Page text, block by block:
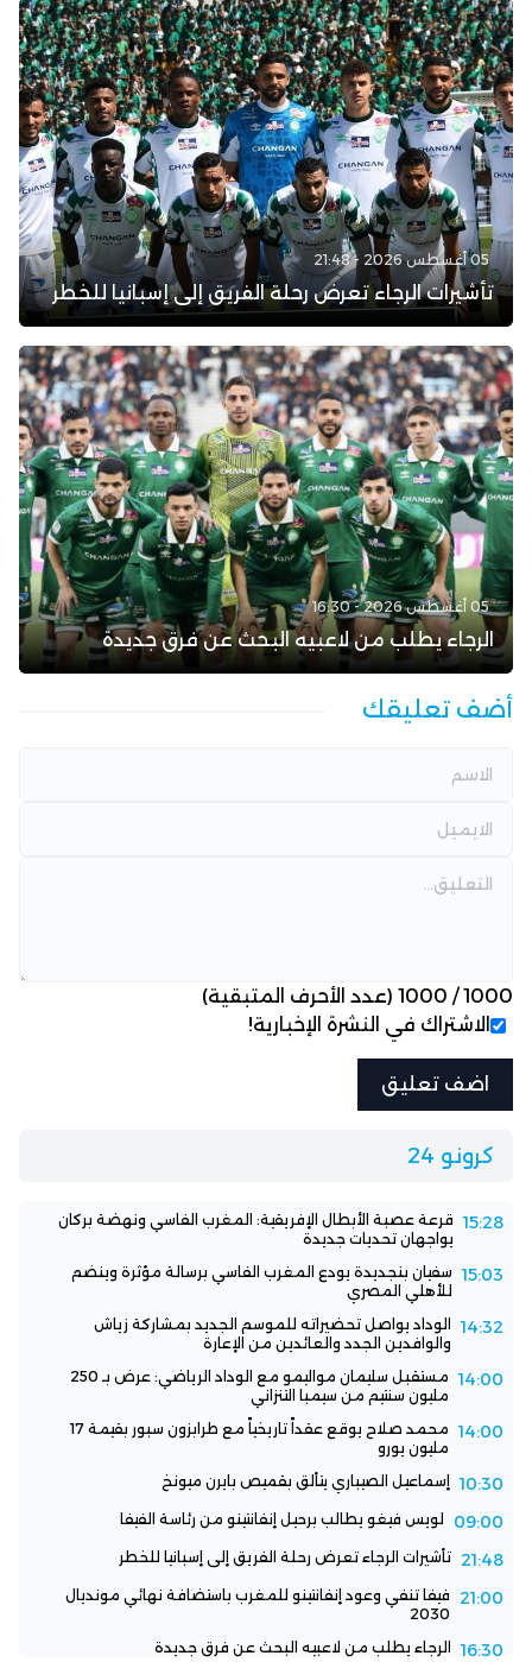
05 أغسطس 2026 - 21:48
تأشيرات الرجاء تعرض رحلة الفريق إلى إسبانيا للخطر
05 أغسطس 2026 - 16:30
الرجاء يطلب من لاعبيه البحث عن فرق جديدة
أضف تعليقك
1000
/
1000 (عدد الأحرف المتبقية)
الاشتراك في النشرة الإخبارية!
كرونو 24
15:28 قرعة عصبة الأبطال الإفريقية: المغرب الفاسي ونهضة بركان
يواجهان تحديات جديدة
15:03 سفيان بنجديدة يودع المغرب الفاسي برسالة مؤثرة وينضم
للأهلي المصري
14:32
الوداد يواصل تحضيراته للموسم الجديد بمشاركة زياش
والوافدين الجدد والعائدين من الإعارة
14:00
مستقبل سليمان مواليمو مع الوداد الرياضي: عرض بـ 250
مليون سنتيم من سيمبا التنزاني
14:00
محمد صلاح يوقع عقداً تاريخياً مع طرابزون سبور بقيمة 17
مليون يورو
10:30 إسماعيل الصيباري يتألق بقميص بايرن ميونخ
09:00 لويس فيغو يطالب برحيل إنفانتينو من رئاسة الفيفا
21:48 تأشيرات الرجاء تعرض رحلة الفريق إلى إسبانيا للخطر
21:00
فيفا تنفي وعود إنفانتينو للمغرب باستضافة نهائي مونديال
2030
16:30 الرجاء يطلب من لاعبيه البحث عن فرق جديدة